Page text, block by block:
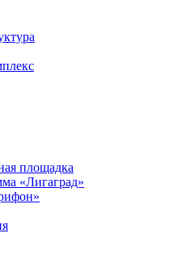
площадка
«Лигаград»­­